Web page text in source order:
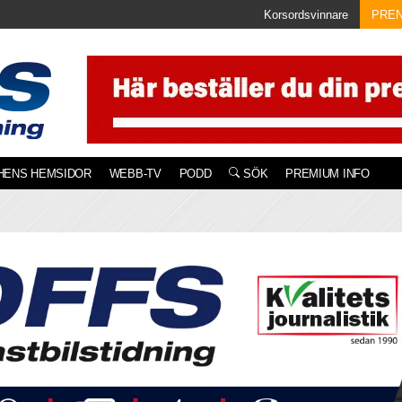
Korsordsvinnare
HEMSIDOR WEBB-TV PODD SÖK PREMIUM INFO